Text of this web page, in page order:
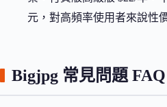
元，對高頻率使用者來說性
Bigjpg 常見問題 FAQ